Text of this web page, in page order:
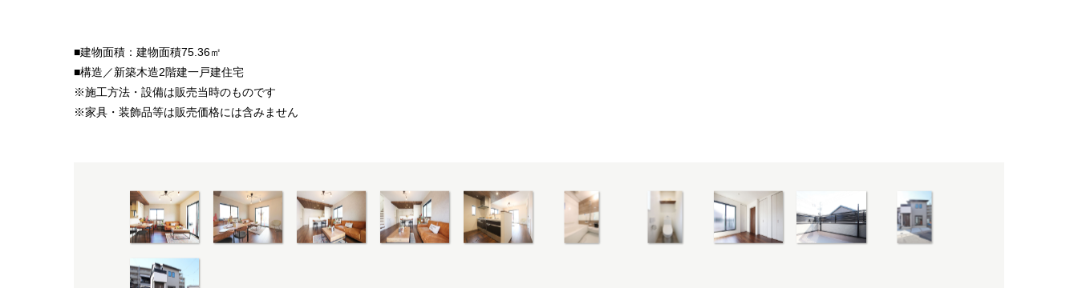
■建物面積：建物面積75.36㎡
■構造／新築木造2階建一戸建住宅
※施工方法・設備は販売当時のものです
※家具・装飾品等は販売価格には含みません